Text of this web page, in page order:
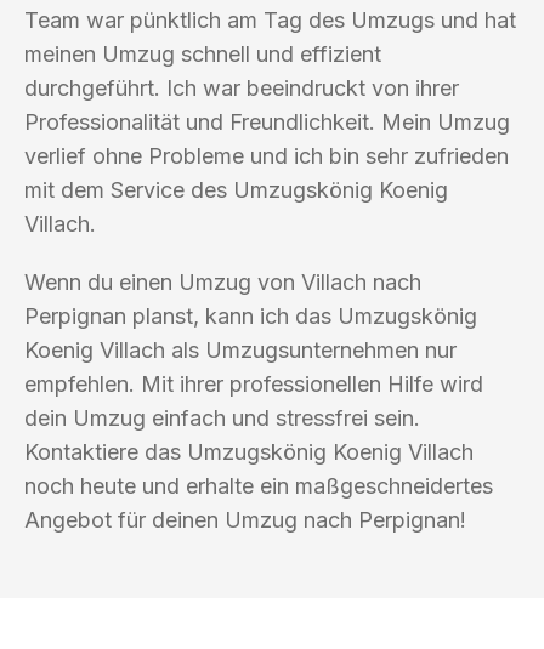
Team war pünktlich am Tag des Umzugs und hat
meinen Umzug schnell und effizient
durchgeführt. Ich war beeindruckt von ihrer
Professionalität und Freundlichkeit. Mein Umzug
verlief ohne Probleme und ich bin sehr zufrieden
mit dem Service des Umzugskönig Koenig
Villach.
Wenn du einen Umzug von Villach nach
Perpignan planst, kann ich das Umzugskönig
Koenig Villach als Umzugsunternehmen nur
empfehlen. Mit ihrer professionellen Hilfe wird
dein Umzug einfach und stressfrei sein.
Kontaktiere das Umzugskönig Koenig Villach
noch heute und erhalte ein maßgeschneidertes
Angebot für deinen Umzug nach Perpignan!